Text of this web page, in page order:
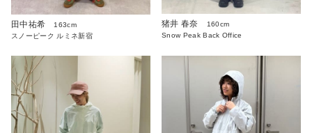
田中祐希
163cm
スノーピーク ルミネ新宿
猪井 春奈
160cm
Snow Peak Back Office